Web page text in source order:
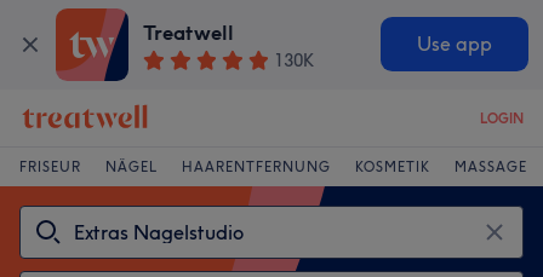
Treatwell
130K
Use app
LOGIN
FRISEUR NÄGEL HAARENTFERNUNG KOSMETIK MASSAGE